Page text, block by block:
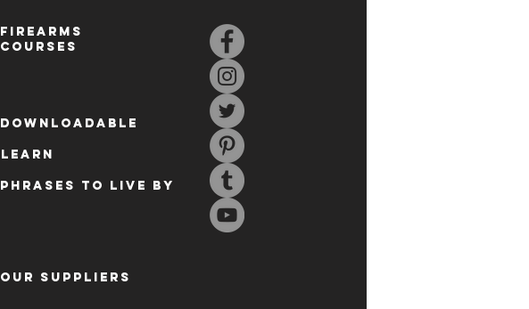
FIREARMS
COURSES
DOWNLOADABLE
LEARN
PHRASES to live by
OUR SUPPLIERS